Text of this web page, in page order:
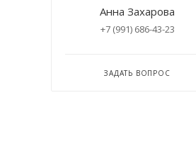
Анна Захарова
+7 (991) 686-43-23
ЗАДАТЬ ВОПРОС